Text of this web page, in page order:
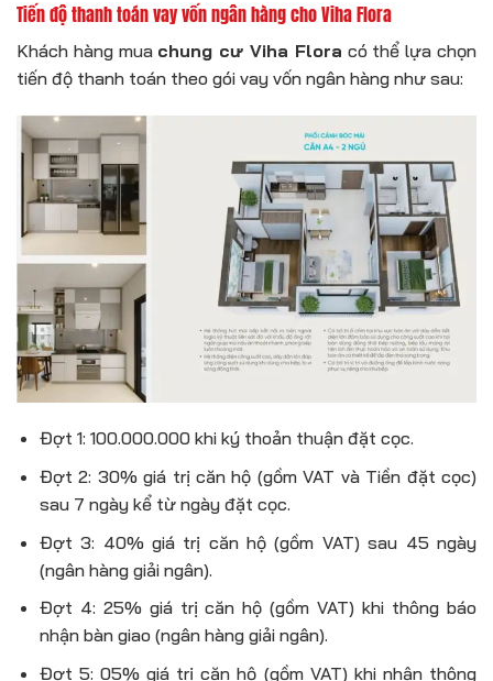
Tiến độ thanh toán vay vốn ngân hàng cho Viha Flora
Khách hàng mua chung cư Viha Flora có thể lựa chọn
tiến độ thanh toán theo gói vay vốn ngân hàng như sau:
Đợt 1: 100.000.000 khi ký thoản thuận đặt cọc.
Đợt 2: 30% giá trị căn hộ (gồm VAT và Tiền đặt cọc)
sau 7 ngày kể từ ngày đặt cọc.
Đợt 3: 40% giá trị căn hộ (gồm VAT) sau 45 ngày
(ngân hàng giải ngân).
Đợt 4: 25% giá trị căn hộ (gồm VAT) khi thông báo
nhận bàn giao (ngân hàng giải ngân).
Đợt 5: 05% giá trị căn hộ (gồm VAT) khi nhận thông